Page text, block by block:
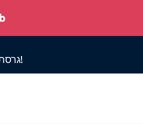
גרסת ניסיון חינם זמינה!